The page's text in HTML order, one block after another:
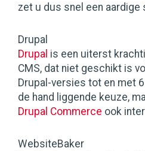
zet u dus snel een aardige
Drupal
Drupal is een uiterst
CMS, dat niet geschikt is
Drupal-versies tot en met
de hand liggende keuze,
Drupal Commerce ook
WebsiteBaker